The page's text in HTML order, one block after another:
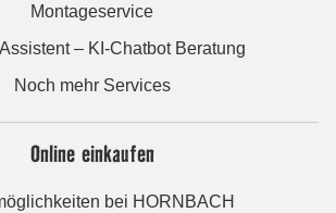
Montageservice
– KI-Chatbot Beratung
Noch mehr Services
Online einkaufen
bei HORNBACH